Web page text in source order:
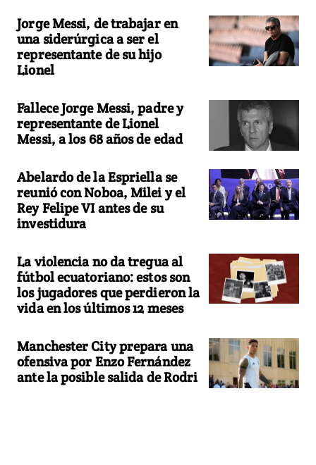
Jorge Messi, de trabajar en
una siderúrgica a ser el
representante de su hijo
Lionel
Fallece Jorge Messi, padre y
representante de Lionel
Messi, a los 68 años de edad
Abelardo de la Espriella se
reunió con Noboa, Milei y el
Rey Felipe VI antes de su
investidura
La violencia no da tregua al
fútbol ecuatoriano: estos son
los jugadores que perdieron la
vida en los últimos 12 meses
Manchester City prepara una
ofensiva por Enzo Fernández
ante la posible salida de Rodri